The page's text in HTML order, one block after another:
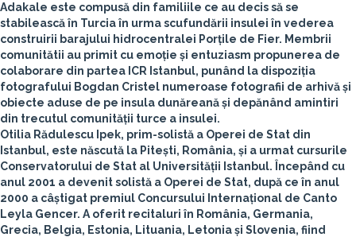
Adakale este compusă din familiile ce au decis să se
stabilească în Turcia în urma scufundării insulei în vederea
construirii barajului hidrocentralei Porțile de Fier. Membrii
comunitătii au primit cu emoție și entuziasm propunerea de
colaborare din partea ICR Istanbul, punând la dispoziția
fotografului Bogdan Cristel numeroase fotografii de arhivă și
obiecte aduse de pe insula dunăreană și depănând amintiri
din trecutul comunității turce a insulei.
Otilia Rădulescu Ipek, prim-solistă a Operei de Stat din
Istanbul, este născută la Pitești, România, și a urmat cursurile
Conservatorului de Stat al Universității Istanbul. Începând cu
anul 2001 a devenit solistă a Operei de Stat, după ce în anul
2000 a câștigat premiul Concursului Internațional de Canto
Leyla Gencer. A oferit recitaluri în România, Germania,
Grecia, Belgia, Estonia, Lituania, Letonia și Slovenia, fiind